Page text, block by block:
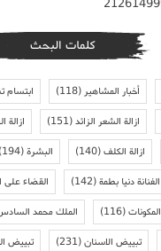
كلمات البحث
أخبار المشاهير(118)
ازالة الشعر الزائد(151)
ازالة الكلف(140) البشرة(194)
الفنانة دنيا بطمة(142) القضاء
المكونات(116) الملك محمد
تبييض الاسنان(231) تبييض